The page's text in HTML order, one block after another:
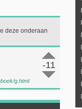
deze onderaan
-11
g.html